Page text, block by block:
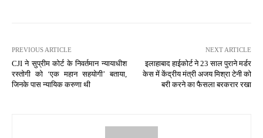
PREVIOUS ARTICLE
CJI ने सुप्रीम कोर्ट के निवर्तमान न्यायाधीश
रस्तोगी को ‘एक महान सहयोगी’ बताया,
जिनके पास न्यायिक करुणा थी
NEXT ARTICLE
इलाहाबाद हाईकोर्ट ने 23 साल पुराने मर्डर
केस में केंद्रीय मंत्री अजय मिश्रा टेनी को
बरी करने का फैसला बरकरार रखा